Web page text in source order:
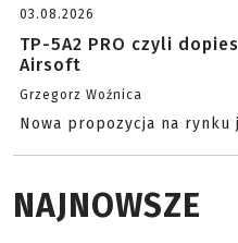
03.08.2026
TP-5A2 PRO czyli
Airsoft
Grzegorz Woźnica
Nowa propozycja na rynku
NAJNOWSZE